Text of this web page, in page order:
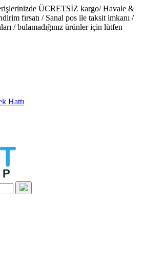
ÜCRETSİZ kargo/ Havale &
fırsatı / Sanal pos ile taksit imkanı /
/ bulamadığınız ürünler için lütfen
Hattı